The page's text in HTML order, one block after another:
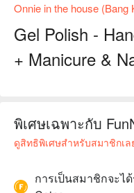
Onnie in the house (Bang
Gel Polish -
+ Manicure &
พิเศษเฉพาะกับ
ดูสิทธิพิเศษสำหรับสมาชิกเล
การเป็นสมาชิกจะไ